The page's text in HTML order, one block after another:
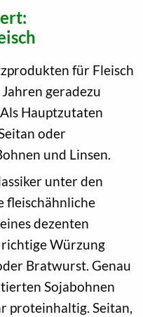
für Fleisch
geradezu
Hauptzutaten
oder
und Linsen.
unter den
fleischähnliche
dezenten
richtige Würzung
Bratwurst. Genau
Sojabohnen
proteinhaltig. Seitan,